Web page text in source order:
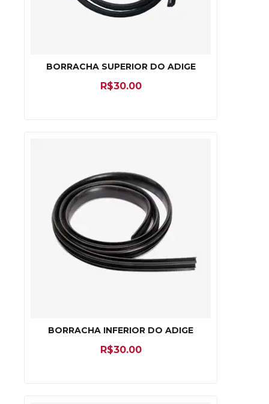
BORRACHA SUPERIOR DO ADIGE
R$30.00
BORRACHA INFERIOR DO ADIGE
R$30.00